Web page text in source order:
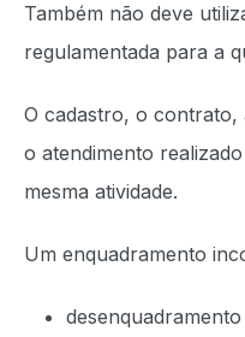
Também não deve
regulamentada para a
O cadastro, o contrato,
o atendimento
mesma atividade.
Um enquadramento